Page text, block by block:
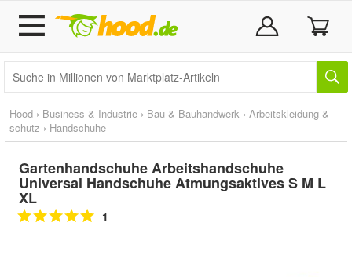
Hood › Business & Industrie › Bau & Bauhandwerk › Arbeitskleidung & -
schutz › Handschuhe
Gartenhandschuhe Arbeitshandschuhe
Universal Handschuhe Atmungsaktives S M L
XL
1